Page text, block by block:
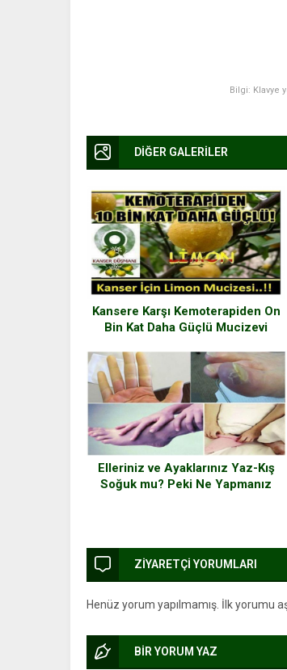
Bilgi: Klavye
DİĞER GALERİLER
Kansere Karşı Kemoterapiden On
Bin Kat Daha Güçlü Mucizevi
Elleriniz ve Ayaklarınız Yaz-Kış
Soğuk mu? Peki Ne Yapmanız
ZİYARETÇİ YORUMLARI
Henüz yorum yapılmamış. İlk yorumu
BİR YORUM YAZ